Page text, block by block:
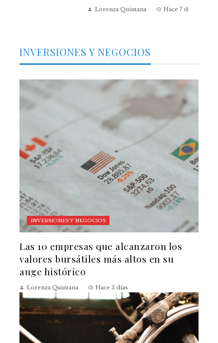
Lorenza Quintana Hace 7 días
INVERSIONES Y NEGOCIOS
INVERSIONES Y NEGOCIOS
Las 10 empresas que alcanzaron los
valores bursátiles más altos en su
auge histórico
Lorenza Quintana Hace 3 días